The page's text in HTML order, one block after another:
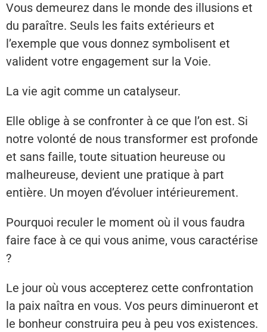
Vous demeurez dans le monde des illusions et
du paraître. Seuls les faits extérieurs et
l’exemple que vous donnez symbolisent et
valident votre engagement sur la Voie.
La vie agit comme un catalyseur.
Elle oblige à se confronter à ce que l’on est. Si
notre volonté de nous transformer est profonde
et sans faille, toute situation heureuse ou
malheureuse, devient une pratique à part
entière. Un moyen d’évoluer intérieurement.
Pourquoi reculer le moment où il vous faudra
faire face à ce qui vous anime, vous caractérise
?
Le jour où vous accepterez cette confrontation
la paix naîtra en vous. Vos peurs diminueront et
le bonheur construira peu à peu vos existences.